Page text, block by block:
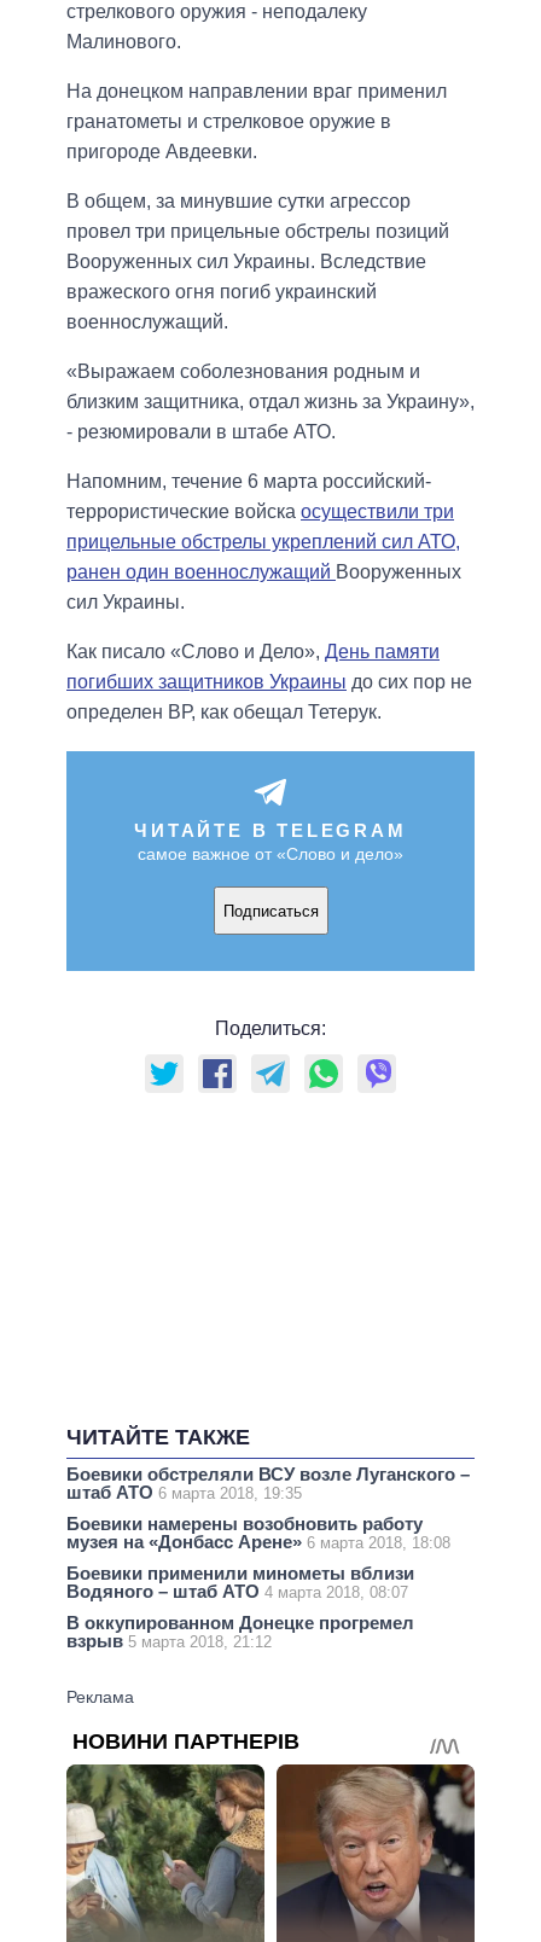
стрелкового оружия - неподалеку
Малинового.
На донецком направлении враг применил
гранатометы и стрелковое оружие в
пригороде Авдеевки.
В общем, за минувшие сутки агрессор
провел три прицельные обстрелы позиций
Вооруженных сил Украины. Вследствие
вражеского огня погиб украинский
военнослужащий.
«Выражаем соболезнования родным и
близким защитника, отдал жизнь за Украину»,
- резюмировали в штабе АТО.
Напомним, течение 6 марта российский-
террористические войска осуществили три
прицельные обстрелы укреплений сил АТО,
ранен один военнослужащий Вооруженных
сил Украины.
Как писало «Слово и Дело», День памяти
погибших защитников Украины до сих пор не
определен ВР, как обещал Тетерук.
ЧИТАЙТЕ В TELEGRAM
самое важное от «Слово и дело»
Подписаться
Поделиться:
ЧИТАЙТЕ ТАКЖЕ
Боевики обстреляли ВСУ возле Луганского –
штаб АТО 6 марта 2018, 19:35
Боевики намерены возобновить работу
музея на «Донбасс Арене» 6 марта 2018, 18:08
Боевики применили минометы вблизи
Водяного – штаб АТО 4 марта 2018, 08:07
В оккупированном Донецке прогремел
взрыв 5 марта 2018, 21:12